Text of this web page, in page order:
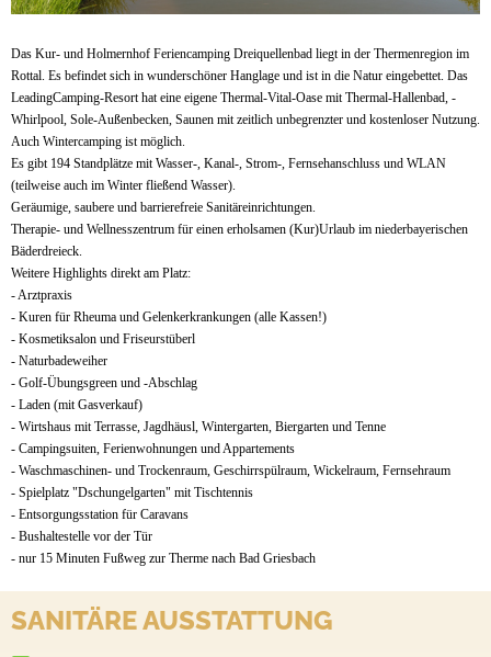
Das Kur- und Holmernhof Feriencamping Dreiquellenbad liegt in der Thermenregion im
Rottal. Es befindet sich in wunderschöner Hanglage und ist in die Natur eingebettet. Das
LeadingCamping-Resort hat eine eigene Thermal-Vital-Oase mit Thermal-Hallenbad, -
Whirlpool, Sole-Außenbecken, Saunen mit zeitlich unbegrenzter und kostenloser Nutzung.
Auch Wintercamping ist möglich.
Es gibt 194 Standplätze mit Wasser-, Kanal-, Strom-, Fernsehanschluss und WLAN
(teilweise auch im Winter fließend Wasser).
Geräumige, saubere und barrierefreie Sanitäreinrichtungen.
Therapie- und Wellnesszentrum für einen erholsamen (Kur)Urlaub im niederbayerischen
Bäderdreieck.
Weitere Highlights direkt am Platz:
- Arztpraxis
- Kuren für Rheuma und Gelenkerkrankungen (alle Kassen!)
- Kosmetiksalon und Friseurstüberl
- Naturbadeweiher
- Golf-Übungsgreen und -Abschlag
- Laden (mit Gasverkauf)
- Wirtshaus mit Terrasse, Jagdhäusl, Wintergarten, Biergarten und Tenne
- Campingsuiten, Ferienwohnungen und Appartements
- Waschmaschinen- und Trockenraum, Geschirrspülraum, Wickelraum, Fernsehraum
- Spielplatz "Dschungelgarten" mit Tischtennis
- Entsorgungsstation für Caravans
- Bushaltestelle vor der Tür
- nur 15 Minuten Fußweg zur Therme nach Bad Griesbach
SANITÄRE AUSSTATTUNG